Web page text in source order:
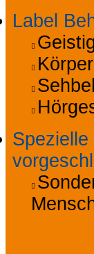
Label
Spezielle